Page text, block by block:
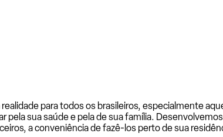
para todos os brasileiros, especialmente
sua saúde e pela de sua família.
a conveniência de fazê-los perto de sua